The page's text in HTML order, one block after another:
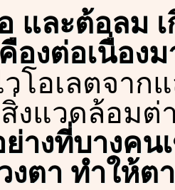
และต้อลม
องต่อเนื่อง
โอเลตจา
งแวดล้อมต่
ย่างที่บางคน
งตา ทำให้ต